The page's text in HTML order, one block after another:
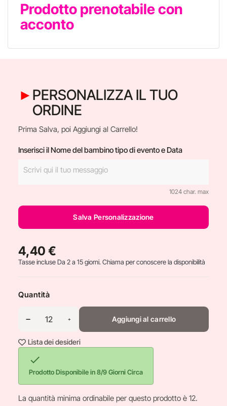
Prodotto prenotabile con
acconto
PERSONALIZZA IL TUO
ORDINE
Prima Salva, poi Aggiungi al Carrello!
Inserisci il Nome del bambino tipo di evento e Data
1024 char. max
Salva Personalizzazione
4,40 €
Tasse incluseDa 2 a 15 giorni. Chiama per conoscere la disponibilità
Quantità
Aggiungi al carrello
Lista dei desideri

Prodotto Disponibile in 8/9 Giorni Circa
La quantità minima ordinabile per questo prodotto è 12.